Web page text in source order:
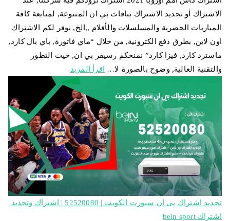
الاشتراك أو تجديد الاشتراك بباقات بي ان المتنوعة, لمتابعة كافة
المباريات الحصرية والمسلسلات والأفلام ,,الخ, نوفر لكم الاشتراك
اون لاين, بطرق دفع الكترونية, من خلال “ماي فاتورة, باي بال كارد,
ماسترد كارد, فيزا كارد” نمنحكم رسيفر بي ان, حيث التطور
والتقنية العالية, وضوح بالصورة لا…
اقرأ المزيد
تجديد اشتراك بي ان سبورت الكويت | 52520080 | اشتراك وتجديد
اشتراك bein sport